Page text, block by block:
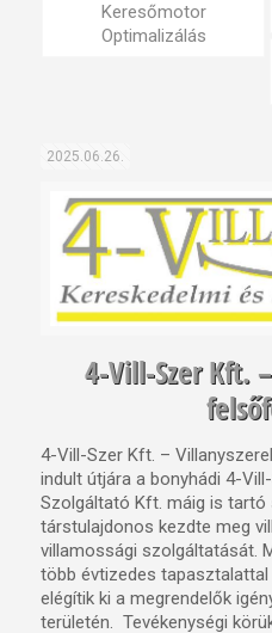
Keresőmotor
Optimalizálás
2025.06.26.
4-Vill-Szer Kft.
4-Vill-Szer Kft. –
indult útjára a bonyhádi 4-
Szolgáltató Kft. máig is tartó
társtulajdonos kezdte meg
villamossági szolgáltatását.
több évtizedes
elégítik ki a megrendelők
területén. Tevékenységi